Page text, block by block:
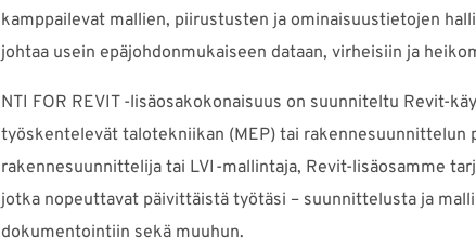
kamppailevat mallien, piirustusten ja ominaisuustietojen
johtaa usein epäjohdonmukaiseen dataan, virheisiin ja
NTI FOR REVIT -lisäosakokonaisuus on suunniteltu Revit-
työskentelevät talotekniikan (MEP) tai rakennesuunnittelun
rakennesuunnittelija tai LVI-mallintaja, Revit-lisäosamme
jotka nopeuttavat päivittäistä työtäsi – suunnittelusta ja
dokumentointiin sekä muuhun.